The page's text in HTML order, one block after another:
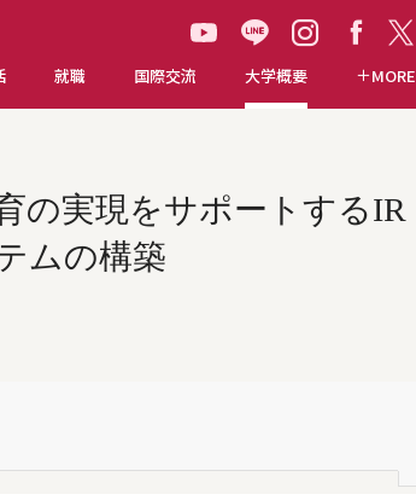
就職 国際交流 大学概要 MORE
の実現をサポートするIR
ムの構築